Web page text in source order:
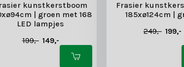
kunstkerstboom
| groen met 168
LED lampjes
199,- 149,-
Frasier
185xø124cm |
249,- 199,-